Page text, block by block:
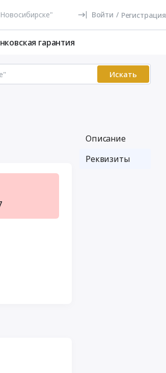
Войти / Регистрация
гарантия
Искать
Описание
Реквизиты